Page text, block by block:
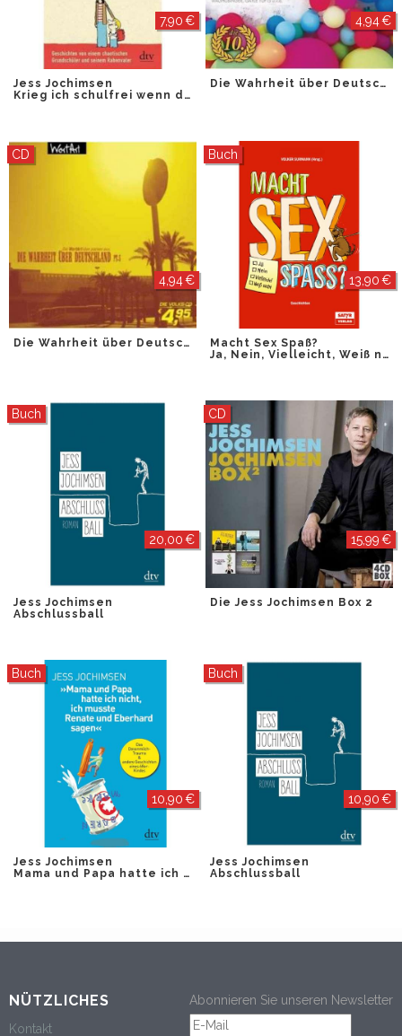
7,90 €
Jess Jochimsen
Krieg ich schulfrei wenn du stirbst
4,94 €
Die Wahrheit über Deutschland Pt. 10
CD
4,94 €
Die Wahrheit über Deutschland Pt. 5
Buch
13,90 €
Macht Sex Spaß?
Ja, Nein, Vielleicht, Weiß nicht
Buch
20,00 €
Jess Jochimsen
Abschlussball
CD
15,99 €
Die Jess Jochimsen Box 2
Buch
10,90 €
Jess Jochimsen
Mama und Papa hatte ich nicht, ich musste Renate und Eberhard sagen
Buch
10,90 €
Jess Jochimsen
Abschlussball
NÜTZLICHES
Kontakt
Abonnieren Sie unseren Newsletter